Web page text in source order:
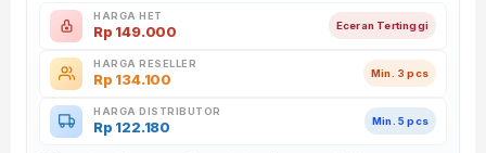
HARGA HET
Rp 149.000 Eceran Tertinggi
HARGA RESELLER
Rp 134.100 Min. 3 pcs
HARGA DISTRIBUTOR
Rp 122.180 Min. 5 pcs